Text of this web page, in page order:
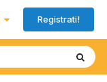
Registrati!